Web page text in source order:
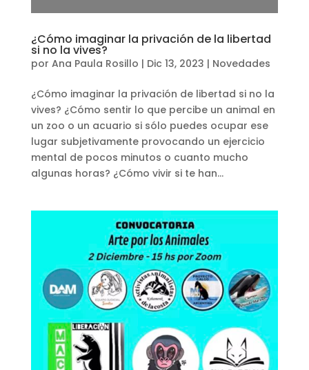
¿Cómo imaginar la privación de la libertad
si no la vives?
por Ana Paula Rosillo | Dic 13, 2023 | Novedades
¿Cómo imaginar la privación de libertad si no la
vives? ¿Cómo sentir lo que percibe un animal en
un zoo o un acuario si sólo puedes ocupar ese
lugar subjetivamente provocando un ejercicio
mental de pocos minutos o cuanto mucho
algunas horas? ¿Cómo vivir si te han...